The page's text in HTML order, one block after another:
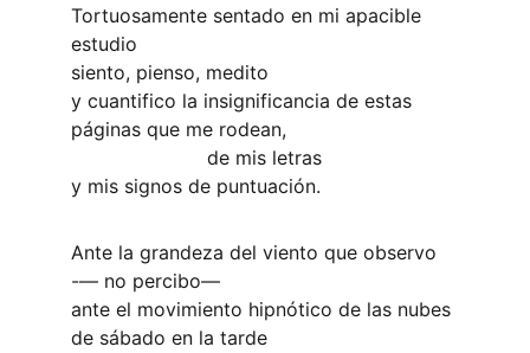
Tortuosamente sentado en mi apacible
estudio
siento, pienso, medito
y cuantifico la insignificancia de estas
páginas que me rodean,
                       de mis letras
y mis signos de puntuación.
Ante la grandeza del viento que observo
-― no percibo―
ante el movimiento hipnótico de las nubes
de sábado en la tarde